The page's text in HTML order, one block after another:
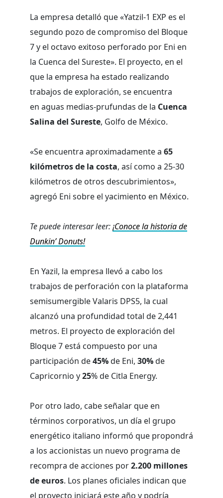
La empresa detalló que «Yatzil-1 EXP es el
segundo pozo de compromiso del Bloque
7 y el octavo exitoso perforado por Eni en
la Cuenca del Sureste». El proyecto, en el
que la empresa ha estado realizando
trabajos de exploración, se encuentra
en aguas medias-prufundas de la Cuenca
Salina del Sureste, Golfo de México.
«Se encuentra aproximadamente a 65
kilómetros de la costa, así como a 25-30
kilómetros de otros descubrimientos»,
agregó Eni sobre el yacimiento en México.
Te puede interesar leer:¡Conoce la historia de
Dunkin’ Donuts!
En Yazil, la empresa llevó a cabo los
trabajos de perforación con la plataforma
semisumergible Valaris DPS5, la cual
alcanzó una profundidad total de 2,441
metros. El proyecto de exploración del
Bloque 7 está compuesto por una
participación de45%de Eni, 30%de
Capricornio y25% de Citla Energy.
Por otro lado, cabe señalar que en
términos corporativos, un día el grupo
energético italiano informó que propondrá
a los accionistas un nuevo programa de
recompra de acciones por2.200 millones
de euros. Los planes oficiales indican que
el proyecto iniciará este año y podría